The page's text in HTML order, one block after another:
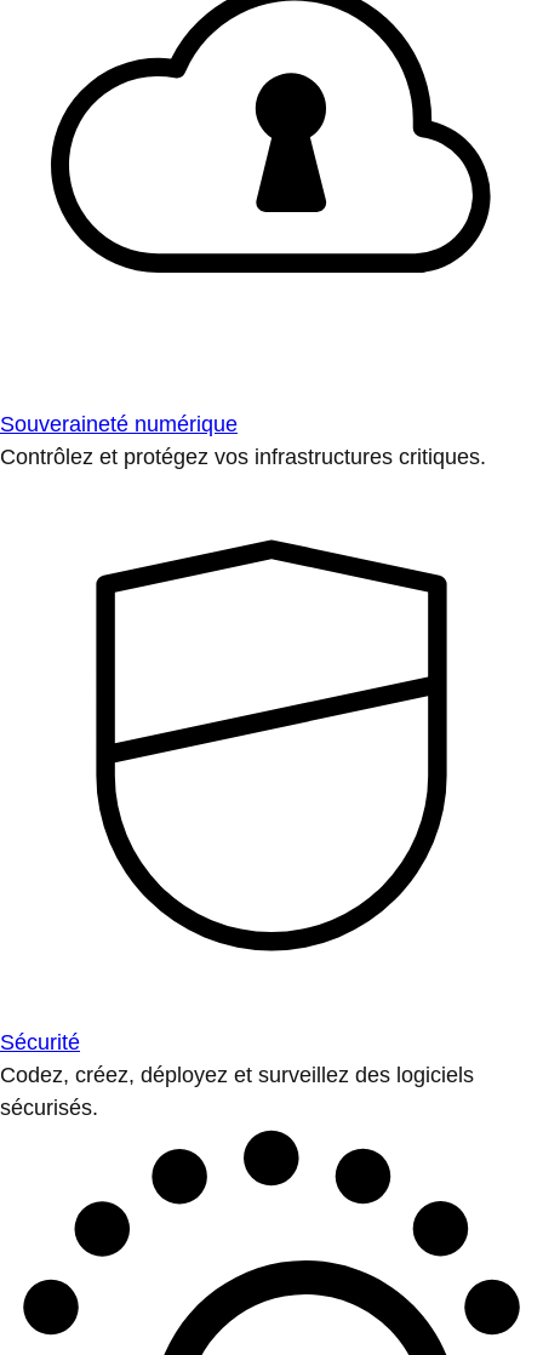
Souveraineté numérique
Contrôlez et protégez vos infrastructures critiques.
Sécurité
Codez, créez, déployez et surveillez des logiciels
sécurisés.